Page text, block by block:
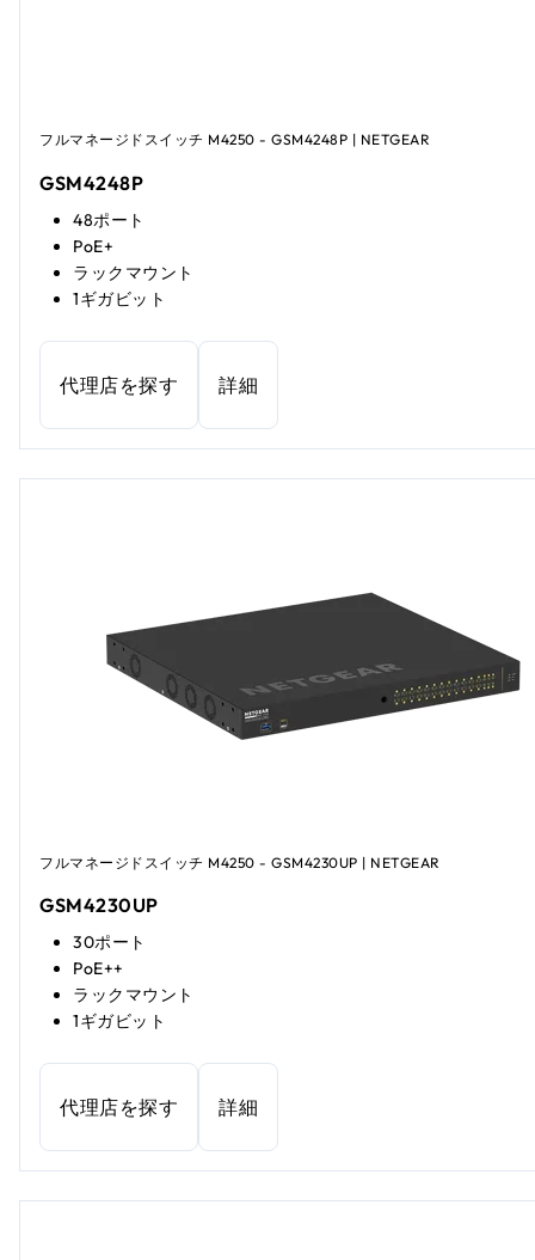
フルマネージドスイッチ M4250 - GSM4248P | NETGEAR
GSM4248P
48ポート
PoE+
ラックマウント
1ギガビット
代理店を探す 詳細
フルマネージドスイッチ M4250 - GSM4230UP | NETGEAR
GSM4230UP
30ポート
PoE++
ラックマウント
1ギガビット
代理店を探す 詳細